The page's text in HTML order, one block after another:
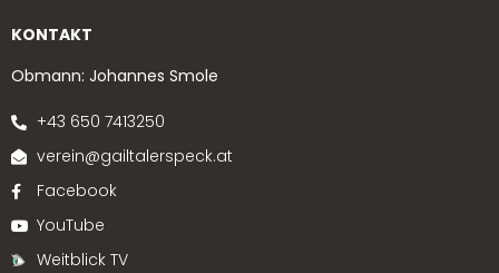
KONTAKT
Obmann: Johannes Smole
+43 650 7413250
verein@gailtalerspeck.at
Facebook
YouTube
Weitblick TV